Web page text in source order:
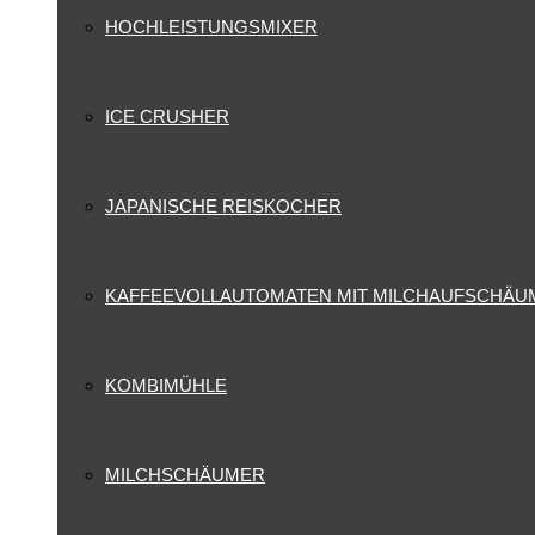
HOCHLEISTUNGSMIXER
ICE CRUSHER
JAPANISCHE REISKOCHER
KAFFEEVOLLAUTOMATEN MIT
KOMBIMÜHLE
MILCHSCHÄUMER